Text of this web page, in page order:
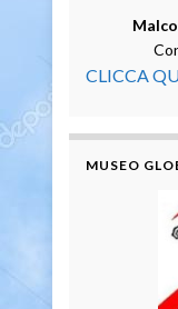
CLICCA
MUSEO